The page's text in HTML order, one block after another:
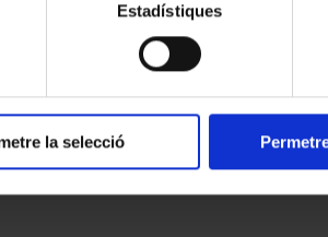
Estadístiques
la selecció